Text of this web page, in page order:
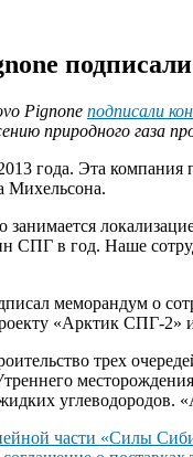
Pignone подписали
природного газа
года. Эта
Михельсона.
СПГ в год. Наше
меморандум о
«Арктик СПГ-
трех
углеводородов.
части «Силы